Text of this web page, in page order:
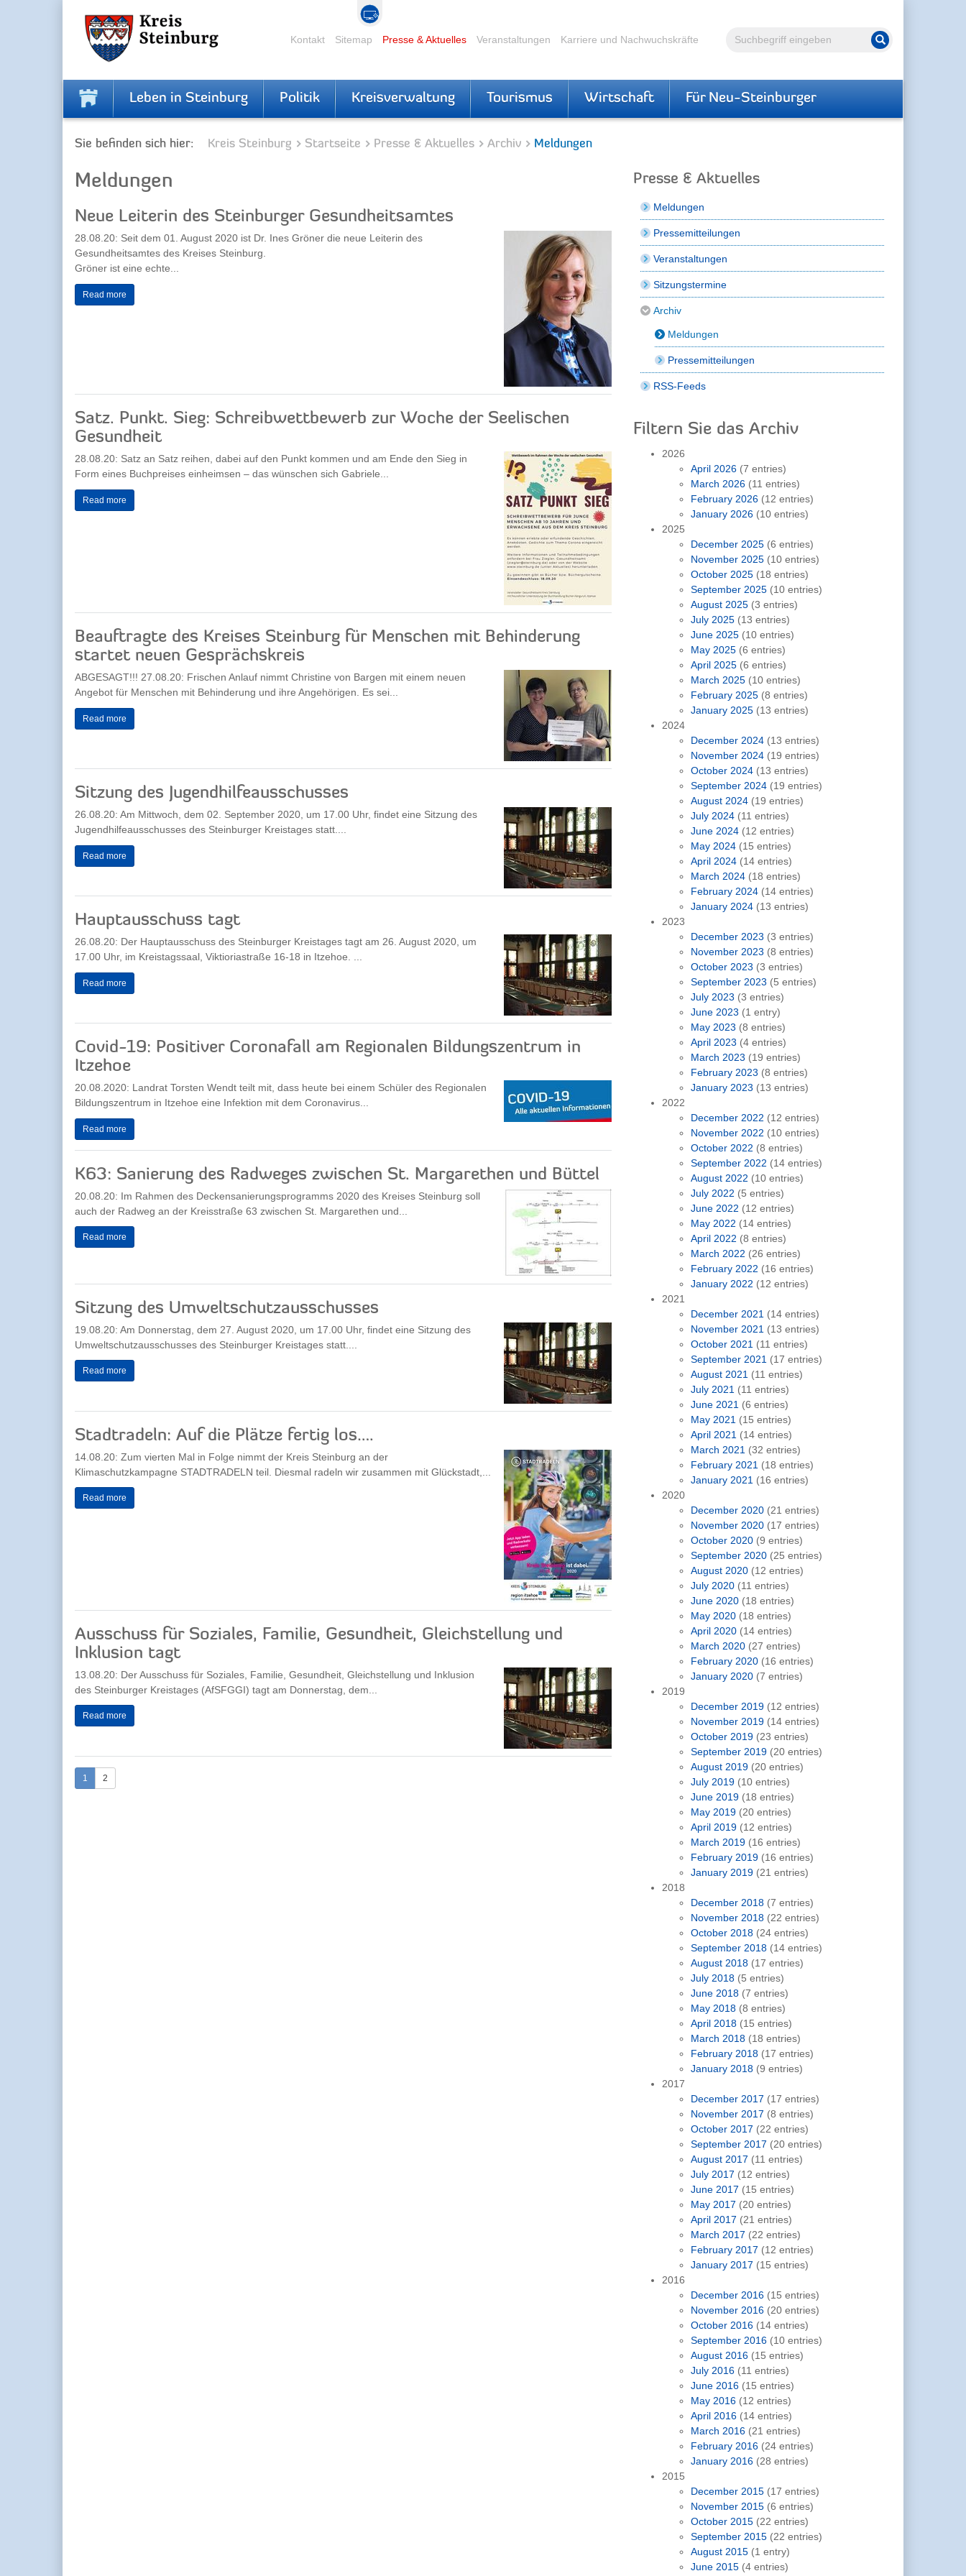
Volltextsuche Suche starten
Kontakt Sitemap Presse & Aktuelles Veranstaltungen Karriere und Nachwuchskräfte
Leben in Steinburg Politik Kreisverwaltung Tourismus Wirtschaft Für Neu-Steinburger
Sie befinden sich hier: Kreis Steinburg Startseite Presse & Aktuelles Archiv Meldungen
Meldungen
Neue Leiterin des Steinburger Gesundheitsamtes
28.08.20: Seit dem 01. August 2020 ist Dr. Ines Gröner die neue Leiterin des
Gesundheitsamtes des Kreises Steinburg.
Gröner ist eine echte...
Read more
Satz. Punkt. Sieg: Schreibwettbewerb zur Woche der Seelischen
Gesundheit
28.08.20: Satz an Satz reihen, dabei auf den Punkt kommen und am Ende den Sieg in
Form eines Buchpreises einheimsen – das wünschen sich Gabriele...
Read more
Beauftragte des Kreises Steinburg für Menschen mit Behinderung
startet neuen Gesprächskreis
ABGESAGT!!! 27.08.20: Frischen Anlauf nimmt Christine von Bargen mit einem neuen
Angebot für Menschen mit Behinderung und ihre Angehörigen. Es sei...
Read more
Sitzung des Jugendhilfeausschusses
26.08.20: Am Mittwoch, dem 02. September 2020, um 17.00 Uhr, findet eine Sitzung des
Jugendhilfeausschusses des Steinburger Kreistages statt....
Read more
Hauptausschuss tagt
26.08.20: Der Hauptausschuss des Steinburger Kreistages tagt am 26. August 2020, um
17.00 Uhr, im Kreistagssaal, Viktioriastraße 16-18 in Itzehoe. ...
Read more
Covid-19: Positiver Coronafall am Regionalen Bildungszentrum in
Itzehoe
20.08.2020: Landrat Torsten Wendt teilt mit, dass heute bei einem Schüler des Regionalen
Bildungszentrum in Itzehoe eine Infektion mit dem Coronavirus...
Read more
K63: Sanierung des Radweges zwischen St. Margarethen und Büttel
20.08.20: Im Rahmen des Deckensanierungsprogramms 2020 des Kreises Steinburg soll
auch der Radweg an der Kreisstraße 63 zwischen St. Margarethen und...
Read more
Sitzung des Umweltschutzausschusses
19.08.20: Am Donnerstag, dem 27. August 2020, um 17.00 Uhr, findet eine Sitzung des
Umweltschutzausschusses des Steinburger Kreistages statt....
Read more
Stadtradeln: Auf die Plätze fertig los….
14.08.20: Zum vierten Mal in Folge nimmt der Kreis Steinburg an der
Klimaschutzkampagne STADTRADELN teil. Diesmal radeln wir zusammen mit Glückstadt,...
Read more
Ausschuss für Soziales, Familie, Gesundheit, Gleichstellung und
Inklusion tagt
13.08.20: Der Ausschuss für Soziales, Familie, Gesundheit, Gleichstellung und Inklusion
des Steinburger Kreistages (AfSFGGI) tagt am Donnerstag, dem...
Read more
1 2
Presse & Aktuelles
Meldungen
Pressemitteilungen
Veranstaltungen
Sitzungstermine
Archiv
Meldungen
Pressemitteilungen
RSS-Feeds
Filtern Sie das Archiv
2026
April 2026 (7 entries)
March 2026 (11 entries)
February 2026 (12 entries)
January 2026 (10 entries)
2025
December 2025 (6 entries)
November 2025 (10 entries)
October 2025 (18 entries)
September 2025 (10 entries)
August 2025 (3 entries)
July 2025 (13 entries)
June 2025 (10 entries)
May 2025 (6 entries)
April 2025 (6 entries)
March 2025 (10 entries)
February 2025 (8 entries)
January 2025 (13 entries)
2024
December 2024 (13 entries)
November 2024 (19 entries)
October 2024 (13 entries)
September 2024 (19 entries)
August 2024 (19 entries)
July 2024 (11 entries)
June 2024 (12 entries)
May 2024 (15 entries)
April 2024 (14 entries)
March 2024 (18 entries)
February 2024 (14 entries)
January 2024 (13 entries)
2023
December 2023 (3 entries)
November 2023 (8 entries)
October 2023 (3 entries)
September 2023 (5 entries)
July 2023 (3 entries)
June 2023 (1 entry)
May 2023 (8 entries)
April 2023 (4 entries)
March 2023 (19 entries)
February 2023 (8 entries)
January 2023 (13 entries)
2022
December 2022 (12 entries)
November 2022 (10 entries)
October 2022 (8 entries)
September 2022 (14 entries)
August 2022 (10 entries)
July 2022 (5 entries)
June 2022 (12 entries)
May 2022 (14 entries)
April 2022 (8 entries)
March 2022 (26 entries)
February 2022 (16 entries)
January 2022 (12 entries)
2021
December 2021 (14 entries)
November 2021 (13 entries)
October 2021 (11 entries)
September 2021 (17 entries)
August 2021 (11 entries)
July 2021 (11 entries)
June 2021 (6 entries)
May 2021 (15 entries)
April 2021 (14 entries)
March 2021 (32 entries)
February 2021 (18 entries)
January 2021 (16 entries)
2020
December 2020 (21 entries)
November 2020 (17 entries)
October 2020 (9 entries)
September 2020 (25 entries)
August 2020 (12 entries)
July 2020 (11 entries)
June 2020 (18 entries)
May 2020 (18 entries)
April 2020 (14 entries)
March 2020 (27 entries)
February 2020 (16 entries)
January 2020 (7 entries)
2019
December 2019 (12 entries)
November 2019 (14 entries)
October 2019 (23 entries)
September 2019 (20 entries)
August 2019 (20 entries)
July 2019 (10 entries)
June 2019 (18 entries)
May 2019 (20 entries)
April 2019 (12 entries)
March 2019 (16 entries)
February 2019 (16 entries)
January 2019 (21 entries)
2018
December 2018 (7 entries)
November 2018 (22 entries)
October 2018 (24 entries)
September 2018 (14 entries)
August 2018 (17 entries)
July 2018 (5 entries)
June 2018 (7 entries)
May 2018 (8 entries)
April 2018 (15 entries)
March 2018 (18 entries)
February 2018 (17 entries)
January 2018 (9 entries)
2017
December 2017 (17 entries)
November 2017 (8 entries)
October 2017 (22 entries)
September 2017 (20 entries)
August 2017 (11 entries)
July 2017 (12 entries)
June 2017 (15 entries)
May 2017 (20 entries)
April 2017 (21 entries)
March 2017 (22 entries)
February 2017 (12 entries)
January 2017 (15 entries)
2016
December 2016 (15 entries)
November 2016 (20 entries)
October 2016 (14 entries)
September 2016 (10 entries)
August 2016 (15 entries)
July 2016 (11 entries)
June 2016 (15 entries)
May 2016 (12 entries)
April 2016 (14 entries)
March 2016 (21 entries)
February 2016 (24 entries)
January 2016 (28 entries)
2015
December 2015 (17 entries)
November 2015 (6 entries)
October 2015 (22 entries)
September 2015 (22 entries)
August 2015 (1 entry)
June 2015 (4 entries)